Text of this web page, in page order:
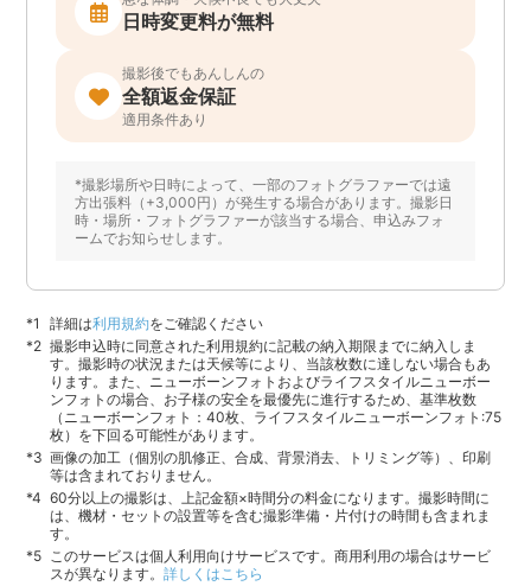
日時変更料が無料
撮影後でもあんしんの
全額返金保証
適用条件あり
*撮影場所や日時によって、一部のフォトグラファーでは遠
方出張料（+3,000円）が発生する場合があります。撮影日
時・場所・フォトグラファーが該当する場合、申込みフォ
ームでお知らせします。
詳細は利用規約をご確認ください
撮影申込時に同意された利用規約に記載の納入期限までに納入しま
す。撮影時の状況または天候等により、当該枚数に達しない場合もあ
ります。また、ニューボーンフォトおよびライフスタイルニューボー
ンフォトの場合、お子様の安全を最優先に進行するため、基準枚数
（ニューボーンフォト：40枚、ライフスタイルニューボーンフォト:75
枚）を下回る可能性があります。
画像の加工（個別の肌修正、合成、背景消去、トリミング等）、印刷
等は含まれておりません。
60分以上の撮影は、上記金額×時間分の料金になります。撮影時間に
は、機材・セットの設置等を含む撮影準備・片付けの時間も含まれま
す。
このサービスは個人利用向けサービスです。商用利用の場合はサービ
スが異なります。詳しくはこちら